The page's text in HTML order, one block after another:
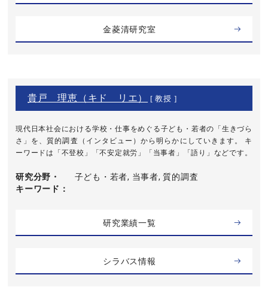
金菱清研究室
貴戸 理恵（キド リエ） [ 教授 ]
現代日本社会における学校・仕事をめぐる子ども・若者の「生きづら
さ」を、質的調査（インタビュー）から明らかにしていきます。 キ
ーワードは「不登校」「不安定就労」「当事者」「語り」などです。
研究分野・
キーワード
子ども・若者, 当事者, 質的調査
研究業績一覧
シラバス情報